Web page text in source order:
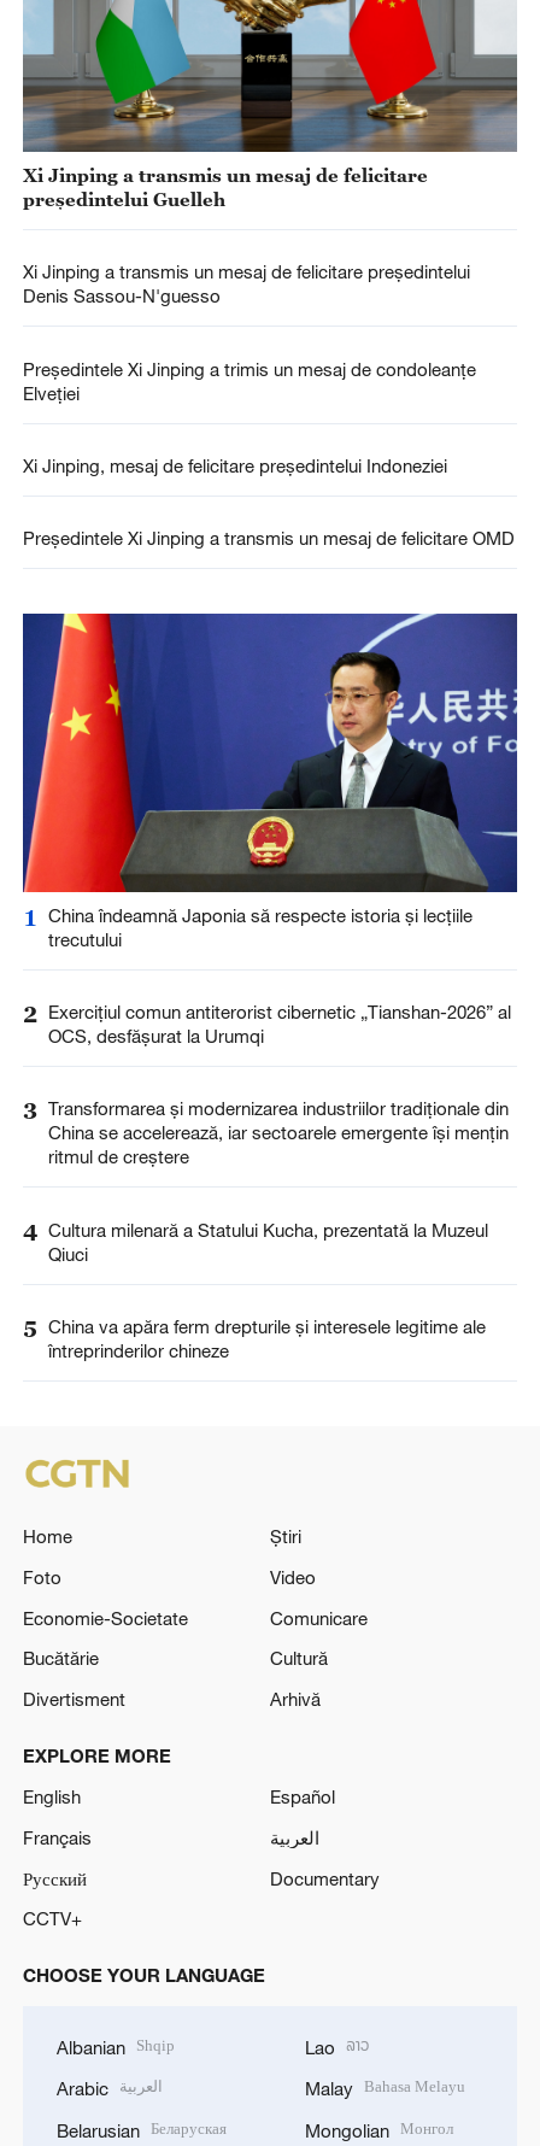
Xi Jinping a transmis un mesaj de felicitare
președintelui Guelleh
Xi Jinping a transmis un mesaj de felicitare președintelui
Denis Sassou-N'guesso
Președintele Xi Jinping a trimis un mesaj de condoleanțe
Elveției
Xi Jinping, mesaj de felicitare președintelui Indoneziei
Președintele Xi Jinping a transmis un mesaj de felicitare OMD
1
China îndeamnă Japonia să respecte istoria și lecțiile
trecutului
2 Exercițiul comun antiterorist cibernetic „Tianshan-2026” al
OCS, desfășurat la Urumqi
3 Transformarea și modernizarea industriilor tradiționale din
China se accelerează, iar sectoarele emergente își mențin
ritmul de creștere
4 Cultura milenară a Statului Kucha, prezentată la Muzeul
Qiuci
5 China va apăra ferm drepturile și interesele legitime ale
întreprinderilor chineze
Home
Știri
Foto
Video
Economie-Societate
Comunicare
Bucătărie
Cultură
Divertisment
Arhivă
EXPLORE MORE
English
Español
Français
العربية
Русский
Documentary
CCTV+
CHOOSE YOUR LANGUAGE
Albanian Shqip
Arabic العربية
Belarusian Беларуская
Lao ລາວ
Malay Bahasa Melayu
Mongolian Монгол